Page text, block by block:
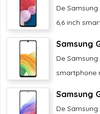
De
6,6 inch
Samsung
De
smartphone
Samsung
De